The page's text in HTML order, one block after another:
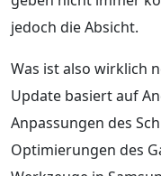
jedoch die Absicht.
Was ist also wirklich
Update basiert auf
Anpassungen des
Optimierungen des